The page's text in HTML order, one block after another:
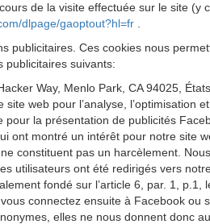
de la visite effectuée sur le site
dlpage/gaoptout?hl=fr
publicitaires. Ces cookies nous
publicitaires suivants:
Way, Menlo Park, CA 94025,
site web pour l’analyse, l’optimisation
la présentation de publicités
ont montré un intérêt pour notre site
constituent pas un harcèlement.
utilisateurs ont été redirigés vers
fondé sur l’article 6, par. 1,
connectez ensuite à Facebook
elles ne nous donnent donc